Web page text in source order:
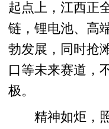
起点上，江西正
链，锂电池、高
勃发展，同时抢
口等未来赛道，
极。
精神如炬，照